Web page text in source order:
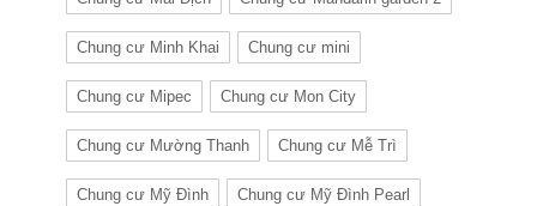
Chung cư Minh Khai Chung cư mini
Chung cư Mipec Chung cư Mon City
Chung cư Mường Thanh Chung cư Mễ Trì
Chung cư Mỹ Đình Chung cư Mỹ Đình Pearl